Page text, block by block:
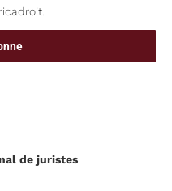
de juristes